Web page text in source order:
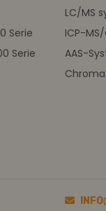
Serie
Serie
LC/MS
ICP-
AAS-